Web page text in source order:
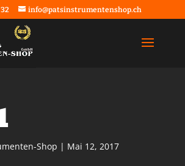
info@patsinstrumentenshop.ch
Shop | Mai 12, 2017